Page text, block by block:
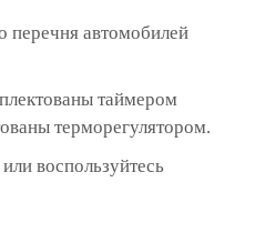
перечня автомобилей
таймером
терморегулятором.
воспользуйтесь